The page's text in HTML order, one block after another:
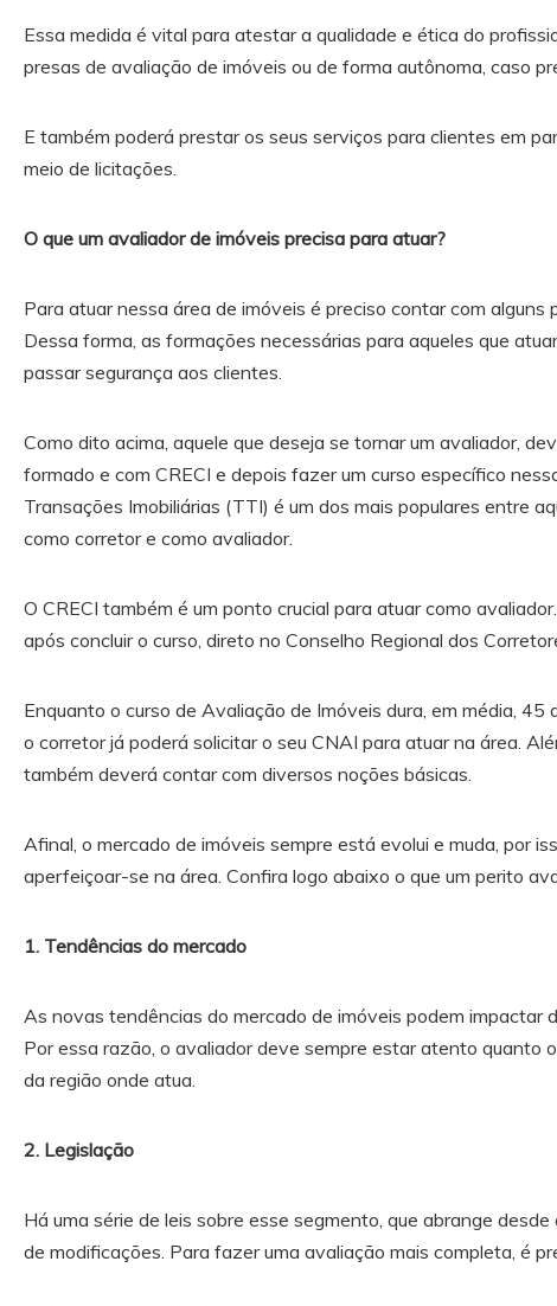
Essa medida é vital para atestar a qualidade e ética do
presas de avaliação de imóveis ou de forma autônoma, caso
E também poderá prestar os seus serviços para clientes em
meio de licitações.
O que um avaliador de imóveis precisa para atuar?
Para atuar nessa área de imóveis é preciso contar com
Dessa forma, as formações necessárias para aqueles que
passar segurança aos clientes.
Como dito acima, aquele que deseja se tornar um avaliador,
formado e com CRECI e depois fazer um curso específico
Transações Imobiliárias (TTI) é um dos mais populares entre
como corretor e como avaliador.
O CRECI também é um ponto crucial para atuar como
após concluir o curso, direto no Conselho Regional dos
Enquanto o curso de Avaliação de Imóveis dura, em média, 45
o corretor já poderá solicitar o seu CNAI para atuar na área.
também deverá contar com diversos noções básicas.
Afinal, o mercado de imóveis sempre está evolui e muda, por
aperfeiçoar-se na área. Confira logo abaixo o que um perito
1. Tendências do mercado
As novas tendências do mercado de imóveis podem impactar
Por essa razão, o avaliador deve sempre estar atento quanto
da região onde atua.
2. Legislação
Há uma série de leis sobre esse segmento, que abrange
de modificações. Para fazer uma avaliação mais completa, é